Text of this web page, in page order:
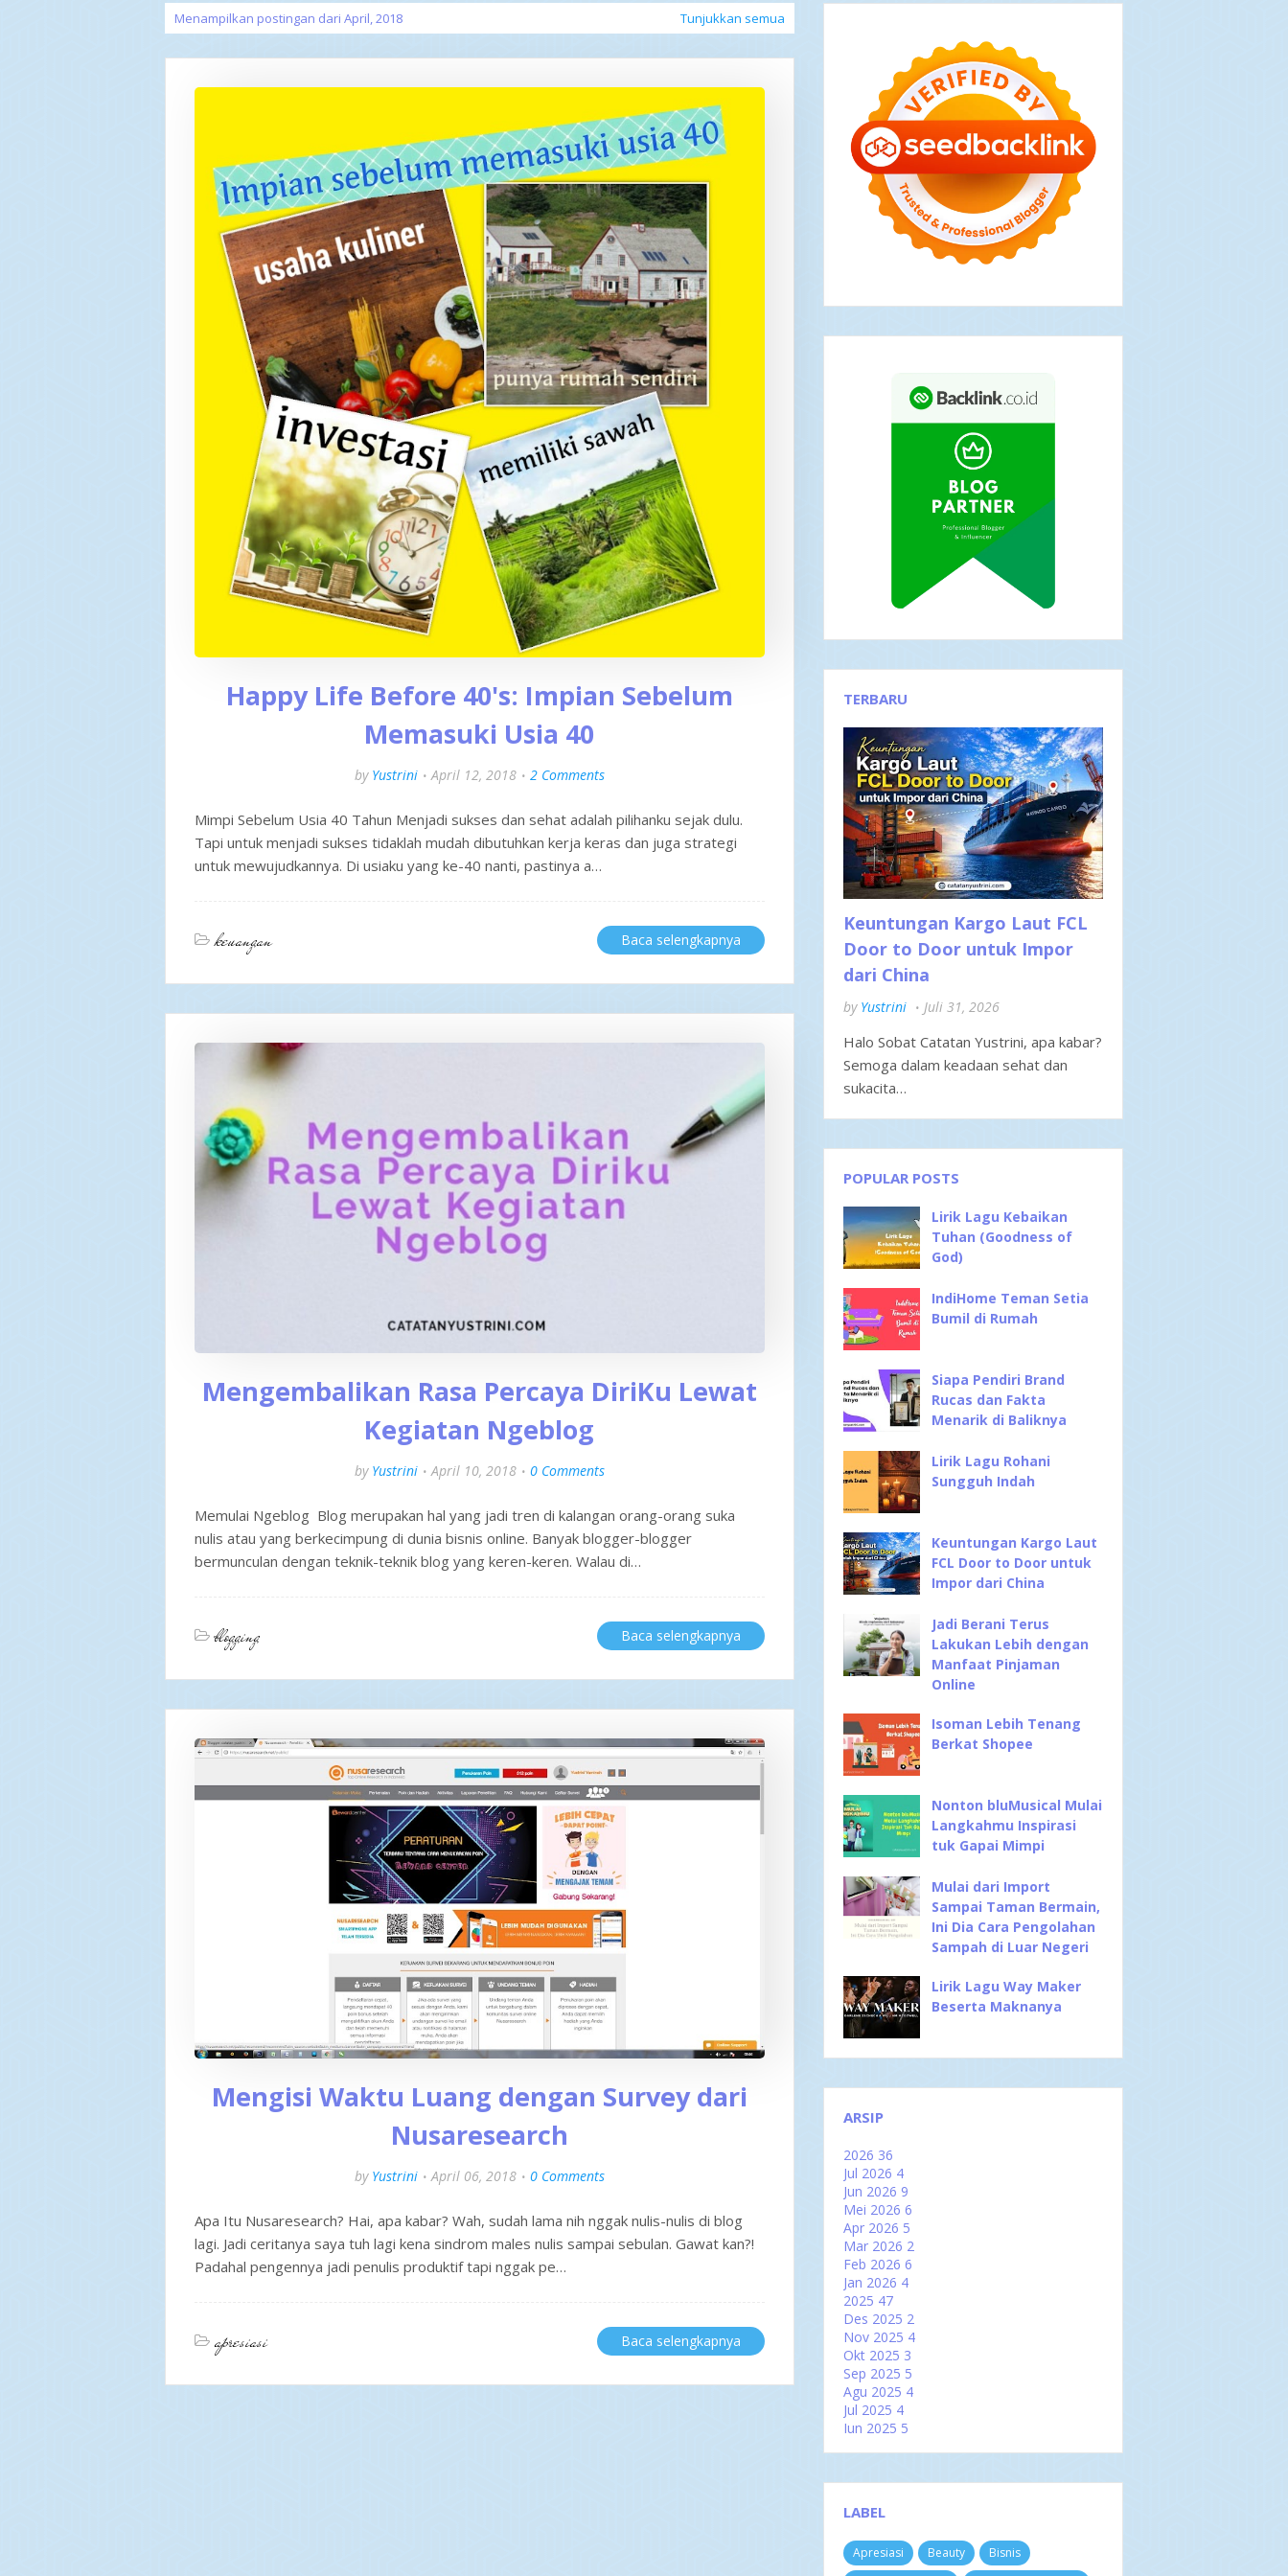
Menampilkan postingan dari April, 2018 Tunjukkan semua
Happy Life Before 40's: Impian Sebelum
Memasuki Usia 40
by Yustrini April 12, 2018 2 Comments
Mimpi Sebelum Usia 40 Tahun Menjadi sukses dan sehat adalah pilihanku sejak dulu.
Tapi untuk menjadi sukses tidaklah mudah dibutuhkan kerja keras dan juga strategi
untuk mewujudkannya. Di usiaku yang ke-40 nanti, pastinya a…
keuangan Baca selengkapnya
Mengembalikan Rasa Percaya DiriKu Lewat
Kegiatan Ngeblog
by Yustrini April 10, 2018 0 Comments
Memulai Ngeblog Blog merupakan hal yang jadi tren di kalangan orang-orang suka
nulis atau yang berkecimpung di dunia bisnis online. Banyak blogger-blogger
bermunculan dengan teknik-teknik blog yang keren-keren. Walau di…
blogging Baca selengkapnya
Mengisi Waktu Luang dengan Survey dari
Nusaresearch
by Yustrini April 06, 2018 0 Comments
Apa Itu Nusaresearch? Hai, apa kabar? Wah, sudah lama nih nggak nulis-nulis di blog
lagi. Jadi ceritanya saya tuh lagi kena sindrom males nulis sampai sebulan. Gawat kan?!
Padahal pengennya jadi penulis produktif tapi nggak pe…
apresiasi Baca selengkapnya
TERBARU
Keuntungan Kargo Laut FCL
Door to Door untuk Impor
dari China
by Yustrini Juli 31, 2026
Halo Sobat Catatan Yustrini, apa kabar?
Semoga dalam keadaan sehat dan
sukacita…
POPULAR POSTS
Lirik Lagu Kebaikan
Tuhan (Goodness of
God)
IndiHome Teman Setia
Bumil di Rumah
Siapa Pendiri Brand
Rucas dan Fakta
Menarik di Baliknya
Lirik Lagu Rohani
Sungguh Indah
Keuntungan Kargo Laut
FCL Door to Door untuk
Impor dari China
Jadi Berani Terus
Lakukan Lebih dengan
Manfaat Pinjaman
Online
Isoman Lebih Tenang
Berkat Shopee
Nonton bluMusical Mulai
Langkahmu Inspirasi
tuk Gapai Mimpi
Mulai dari Import
Sampai Taman Bermain,
Ini Dia Cara Pengolahan
Sampah di Luar Negeri
Lirik Lagu Way Maker
Beserta Maknanya
ARSIP
2026 36
Jul 2026 4
Jun 2026 9
Mei 2026 6
Apr 2026 5
Mar 2026 2
Feb 2026 6
Jan 2026 4
2025 47
Des 2025 2
Nov 2025 4
Okt 2025 3
Sep 2025 5
Agu 2025 4
Jul 2025 4
Jun 2025 5
Mar 20256
Jan 2025
202460
Des 2024 3
LABEL
Apresiasi Beauty
Bisnis